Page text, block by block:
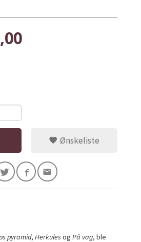
Ønskeliste
pyramid,Herkules ogPå väg, ble